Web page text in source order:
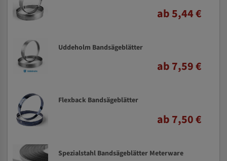
ab 5,44 €
Uddeholm Bandsägeblätter
ab 7,59 €
Flexback Bandsägeblätter
ab 7,50 €
Spezialstahl Bandsägeblätter Meterware